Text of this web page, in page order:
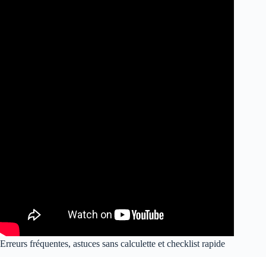
Erreurs fréquentes, astuces sans calculette et checklist rapide